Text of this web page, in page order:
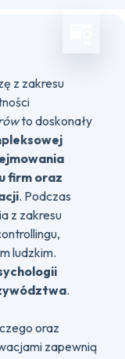
z zakresu
to doskonały
firm oraz
. Podczas
z zakresu
ludzkim.
.
oraz
zapewnią